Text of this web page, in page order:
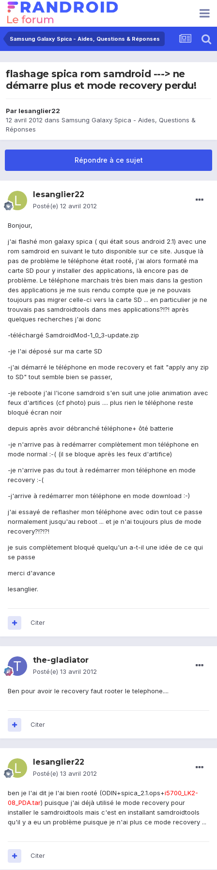
Samsung Galaxy Spica - Aides, Questions & Réponses
flashage spica rom samdroid ---> ne
démarre plus et mode recovery perdu!
Par lesanglier22
12 avril 2012 dans Samsung Galaxy Spica - Aides, Questions &
Réponses
Répondre à ce sujet
lesanglier22
Posté(e) 12 avril 2012
Bonjour,
j'ai flashé mon galaxy spica ( qui était sous android 2.1) avec une
rom samdroid en suivant le tuto disponible sur ce site. Jusque là
pas de problème le téléphone était rooté, j'ai alors formaté ma
carte SD pour y installer des applications, là encore pas de
problème. Le téléphone marchais très bien mais dans la gestion
des applications je me suis rendu compte que je ne pouvais
toujours pas migrer celle-ci vers la carte SD ... en particulier je ne
trouvais pas samdroidtools dans mes applications?!?! après
quelques recherches j'ai donc
-téléchargé SamdroidMod-1_0_3-update.zip
-je l'ai déposé sur ma carte SD
-j'ai démarré le téléphone en mode recovery et fait "apply any zip
to SD" tout semble bien se passer,
-je reboote j'ai l'icone samdroid s'en suit une jolie animation avec
feux d'artifices (cf photo) puis .... plus rien le téléphone reste
bloqué écran noir
depuis après avoir débranché téléphone+ ôté batterie
-je n'arrive pas à redémarrer complètement mon téléphone en
mode normal :-( (il se bloque après les feux d'artifice)
-je n'arrive pas du tout à redémarrer mon téléphone en mode
recovery :-(
-j'arrive à redémarrer mon téléphone en mode download :-)
j'ai essayé de reflasher mon téléphone avec odin tout ce passe
normalement jusqu'au reboot ... et je n'ai toujours plus de mode
recovery?!?!?!
je suis complètement bloqué quelqu'un a-t-il une idée de ce qui
se passe
merci d'avance
lesanglier.
Citer
the-gladiator
Posté(e) 13 avril 2012
Ben pour avoir le recovery faut rooter le telephone....
Citer
lesanglier22
Posté(e) 13 avril 2012
ben je l'ai dit je l'ai bien rooté (ODIN+spica_2.1.ops+i5700_LK2-
08_PDA.tar) puisque j'ai déjà utilisé le mode recovery pour
installer le samdroidtools mais c'est en installant samdroidtools
qu'il y a eu un problème puisque je n'ai plus ce mode recovery ...
Citer